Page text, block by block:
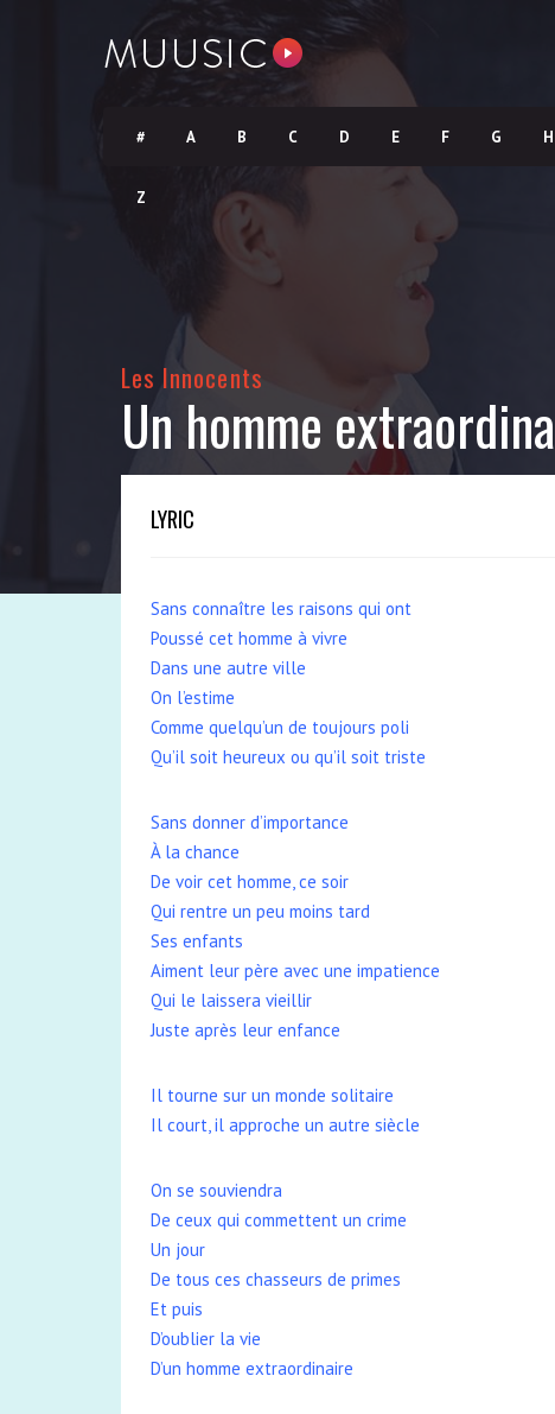
# A B C D E F G H
Z
Les Innocents
Un homme
LYRIC
Sans connaître les raisons qui ont
Poussé cet homme à vivre
Dans une autre ville
On l’estime
Comme quelqu’un de toujours poli
Qu’il soit heureux ou qu’il soit triste
Sans donner d’importance
À la chance
De voir cet homme, ce soir
Qui rentre un peu moins tard
Ses enfants
Aiment leur père avec une impatience
Qui le laissera vieillir
Juste après leur enfance
Il tourne sur un monde solitaire
Il court, il approche un autre siècle
On se souviendra
De ceux qui commettent un crime
Un jour
De tous ces chasseurs de primes
Et puis
D’oublier la vie
D’un homme extraordinaire